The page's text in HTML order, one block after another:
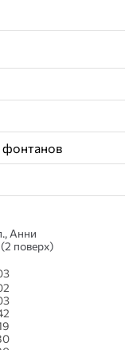
фонтанов
Анни
поверх)